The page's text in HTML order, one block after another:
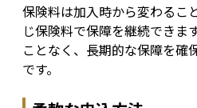
保険料は加入時から変わるこ
じ保険料で保障を継続できま
ことなく、長期的な保障を確
です。